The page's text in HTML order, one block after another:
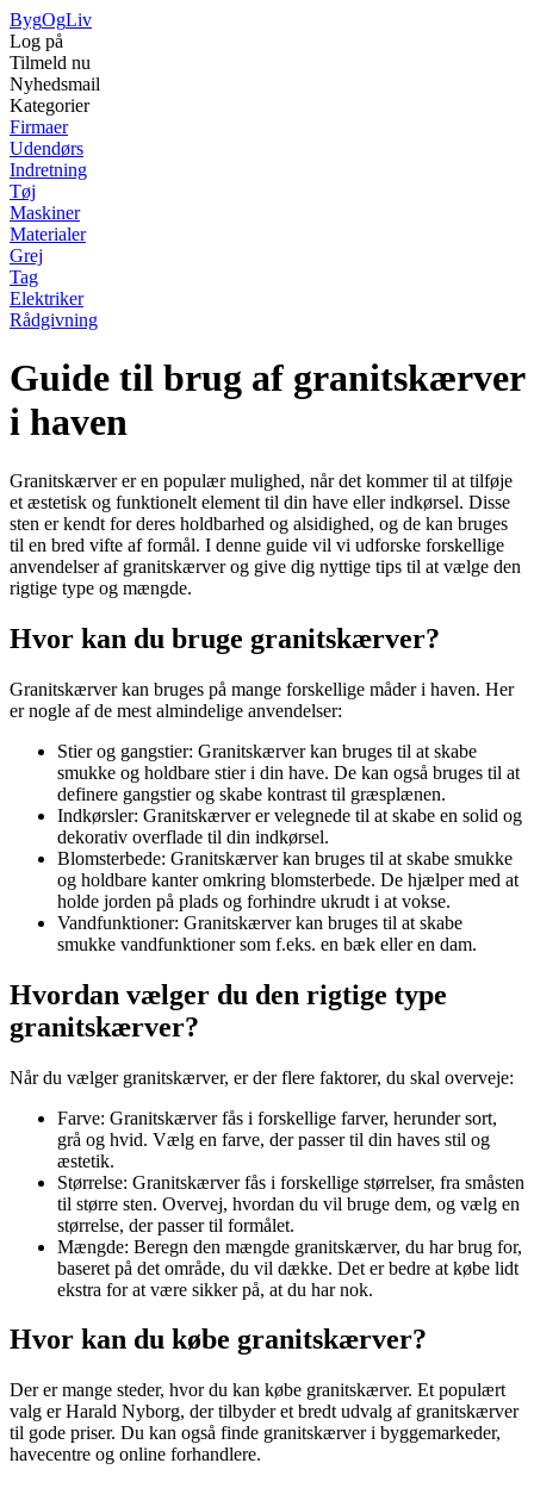
BygOgLiv
Log på
Tilmeld nu
Nyhedsmail
Kategorier
Firmaer
Udendørs
Indretning
Tøj
Maskiner
Materialer
Grej
Tag
Elektriker
Rådgivning
Guide til brug af granitskærver
i haven
Granitskærver er en populær mulighed, når det kommer til at tilføje
et æstetisk og funktionelt element til din have eller indkørsel. Disse
sten er kendt for deres holdbarhed og alsidighed, og de kan bruges
til en bred vifte af formål. I denne guide vil vi udforske forskellige
anvendelser af granitskærver og give dig nyttige tips til at vælge den
rigtige type og mængde.
Hvor kan du bruge granitskærver?
Granitskærver kan bruges på mange forskellige måder i haven. Her
er nogle af de mest almindelige anvendelser:
Stier og gangstier: Granitskærver kan bruges til at skabe
smukke og holdbare stier i din have. De kan også bruges til at
definere gangstier og skabe kontrast til græsplænen.
Indkørsler: Granitskærver er velegnede til at skabe en solid og
dekorativ overflade til din indkørsel.
Blomsterbede: Granitskærver kan bruges til at skabe smukke
og holdbare kanter omkring blomsterbede. De hjælper med at
holde jorden på plads og forhindre ukrudt i at vokse.
Vandfunktioner: Granitskærver kan bruges til at skabe
smukke vandfunktioner som f.eks. en bæk eller en dam.
Hvordan vælger du den rigtige type
granitskærver?
Når du vælger granitskærver, er der flere faktorer, du skal overveje:
Farve: Granitskærver fås i forskellige farver, herunder sort,
grå og hvid. Vælg en farve, der passer til din haves stil og
æstetik.
Størrelse: Granitskærver fås i forskellige størrelser, fra småsten
til større sten. Overvej, hvordan du vil bruge dem, og vælg en
størrelse, der passer til formålet.
Mængde: Beregn den mængde granitskærver, du har brug for,
baseret på det område, du vil dække. Det er bedre at købe lidt
ekstra for at være sikker på, at du har nok.
Hvor kan du købe granitskærver?
Der er mange steder, hvor du kan købe granitskærver. Et populært
valg er Harald Nyborg, der tilbyder et bredt udvalg af granitskærver
til gode priser. Du kan også finde granitskærver i byggemarkeder,
havecentre og online forhandlere.